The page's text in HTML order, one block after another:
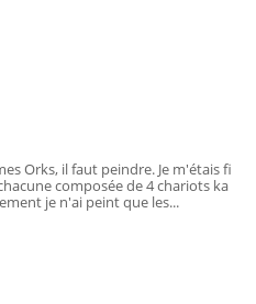
Orks, il faut peindre. Je m'étais fi
composée de 4 chariots ka
je n'ai peint que les...